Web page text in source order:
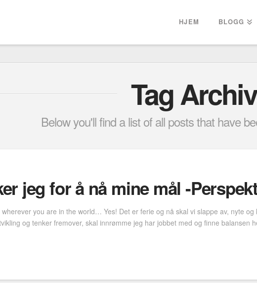
HJEM BLOGG
Tag
Below you'll find a list of all posts that have
jeg for å nå mine mål -
wherever you are in the world… Yes! Det er ferie og nå skal vi slappe av, nyte
og tenker fremover, skal innrømme jeg har jobbet med og finne